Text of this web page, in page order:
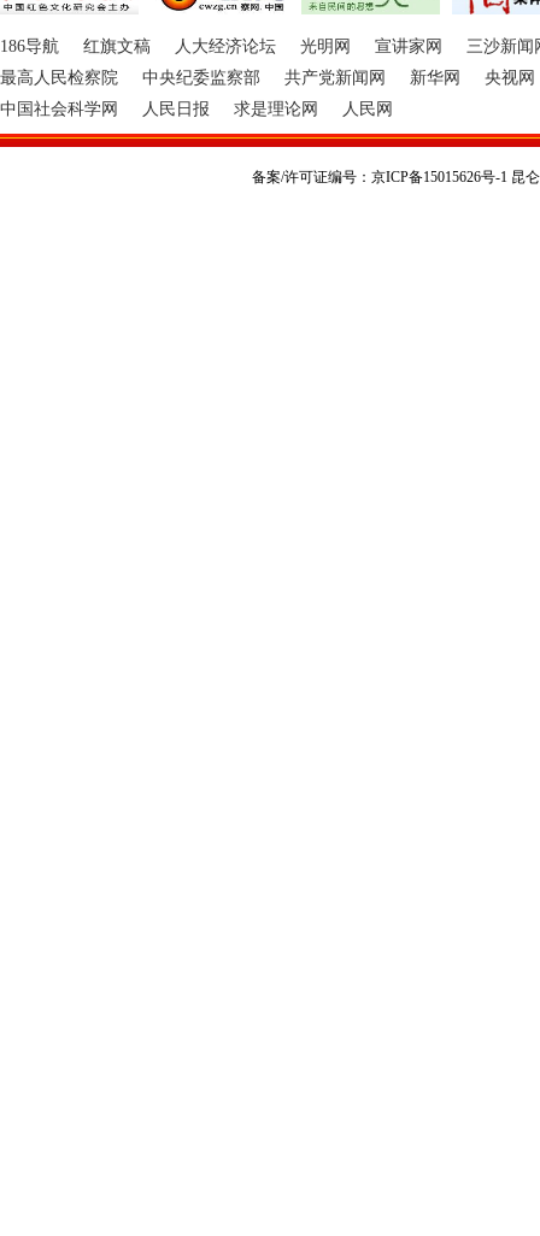
186导航 红旗文稿 人大经济论坛 光明网 宣讲家网
三沙新闻
最高人民检察院
中央纪委监察部 共产党新闻网 新华网
央视网
中国社会科学网
人民日报 求是理论网 人民网
备案/许可证编号：京ICP备15015626号-1 昆